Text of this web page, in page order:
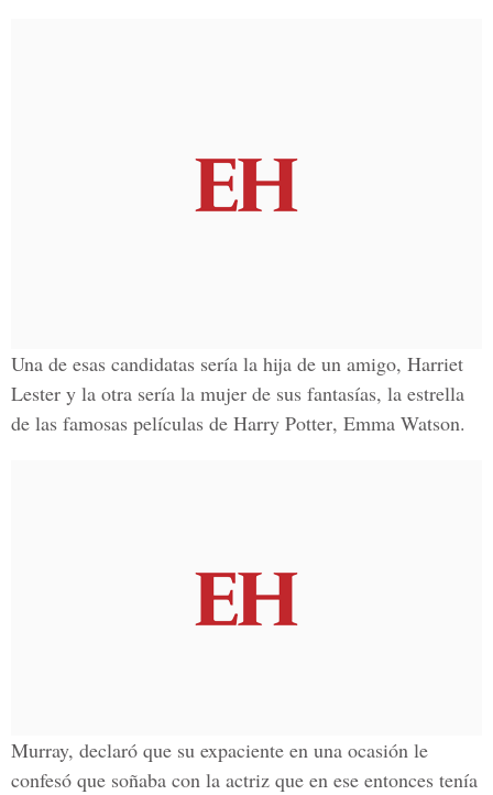
Una de esas candidatas sería la hija de un amigo, Harriet
Lester y la otra sería la mujer de sus fantasías, la estrella
de las famosas películas de Harry Potter, Emma Watson.
Murray, declaró que su expaciente en una ocasión le
confesó que soñaba con la actriz que en ese entonces tenía